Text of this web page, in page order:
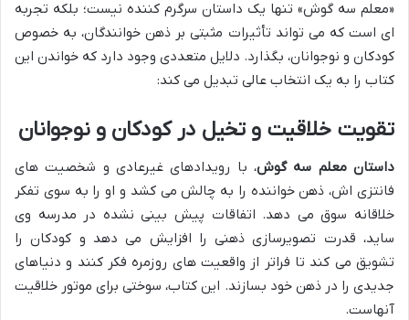
«معلم سه گوش» تنها یک داستان سرگرم کننده نیست؛ بلکه تجربه
ای است که می تواند تأثیرات مثبتی بر ذهن خوانندگان، به خصوص
کودکان و نوجوانان، بگذارد. دلایل متعددی وجود دارد که خواندن این
کتاب را به یک انتخاب عالی تبدیل می کند:
تقویت خلاقیت و تخیل در کودکان و نوجوانان
داستان معلم سه گوش، با رویدادهای غیرعادی و شخصیت های
فانتزی اش، ذهن خواننده را به چالش می کشد و او را به سوی تفکر
خلاقانه سوق می دهد. اتفاقات پیش بینی نشده در مدرسه وی
ساید، قدرت تصویرسازی ذهنی را افزایش می دهد و کودکان را
تشویق می کند تا فراتر از واقعیت های روزمره فکر کنند و دنیاهای
جدیدی را در ذهن خود بسازند. این کتاب، سوختی برای موتور خلاقیت
آنهاست.